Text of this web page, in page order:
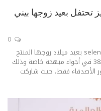
تحتفل بعيد زوجها بيني
إحتفلت النجمة الأمريكية العالمية selena gomez بعيد ميلاد زوجها المنتج
الموسيقي benney blanco بعيد ميلادة الـ38 في أجواء مبهجة خاصة وذلك
الأصدقاء فقط، حيث شاركت